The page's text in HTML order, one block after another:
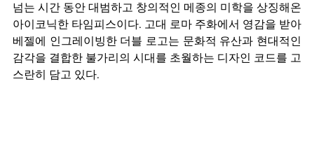
넘는 시간 동안 대범하고 창의적인 메종의 미학을 상징해온
아이코닉한 타임피스이다. 고대 로마 주화에서 영감을 받아
베젤에 인그레이빙한 더블 로고는 문화적 유산과 현대적인
감각을 결합한 불가리의 시대를 초월하는 디자인 코드를 고
스란히 담고 있다.